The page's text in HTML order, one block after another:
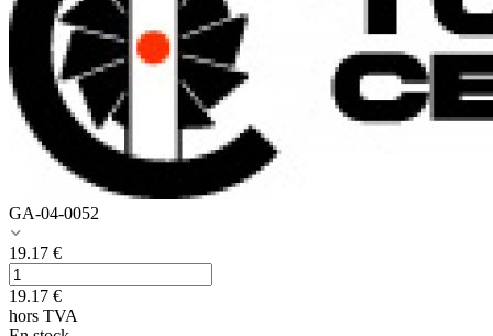
GA-04-0052
19.17 €
19.17 €
hors TVA